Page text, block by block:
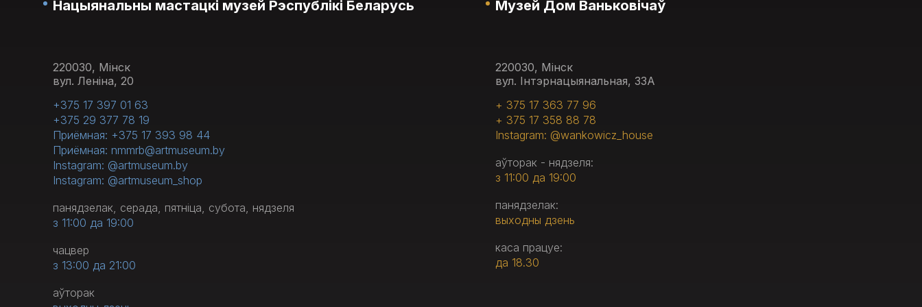
Нацыянальны мастацкі музей Рэспублікі Беларусь
220030, Мінск
вул. Леніна, 20
+375 17 397 01 63
+375 29 377 78 19
Приёмная: +375 17 393 98 44
Приёмная: nmmrb@artmuseum.by
Instagram: @artmuseum.by
Instagram: @artmuseum_shop
панядзелак, серада, пятніца, субота, нядзеля
з 11:00 да 19:00
чацвер
з 13:00 да 21:00
аўторак
Музей Дом Ваньковічаў
220030, Мінск
вул. Інтэрнацыянальная, 33А
+ 375 17 363 77 96
+ 375 17 358 88 78
Instagram: @wankowicz_house
аўторак - нядзеля:
з 11:00 да 19:00
панядзелак:
выходны дзень
каса працуе:
да 18.30